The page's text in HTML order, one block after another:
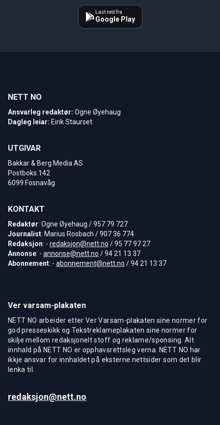
Last ned fra
Google Play
NETT NO
Ansvarleg redaktør: Ogne Øyehaug
Dagleg leiar: Eirik Staurset
UTGIVAR
Bakkar & Berg Media AS
Postboks 142
6099 Fosnavåg
KONTAKT
Redaktør: Ogne Øyehaug / 957 79 727
Journalist: Marius Rosbach / 907 36 774
Redaksjon: - redaksjon@nett.no / 95 77 97 27
Annonse: - annonse@nett.no / 94 21 13 37
Abonnement: - abonnement@nett.no / 94 21 13 37
Ver varsam-plakaten
NETT NO arbeider etter Ver Varsam-plakaten sine normer for
god presseskikk og Tekstreklameplakaten sine normer for
skilje mellom redaksjonelt stoff og reklame/sponsing. Alt
innhald på NETT NO er opphavsrettsleg verna. NETT NO har
ikkje ansvar for innhaldet på eksterne nettsider som det blir
lenka til.
redaksjon@nett.no